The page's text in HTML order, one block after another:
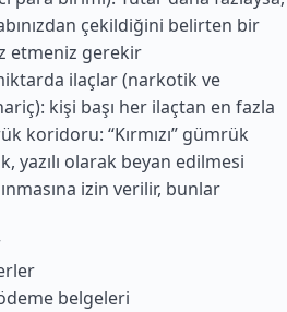
çekildiğini belirten bir
etmeniz gerekir
ilaçlar (narkotik ve
kişi başı her ilaçtan en fazla
koridoru: “Kırmızı” gümrük
yazılı olarak beyan edilmesi
izin verilir, bunlar
belgeleri